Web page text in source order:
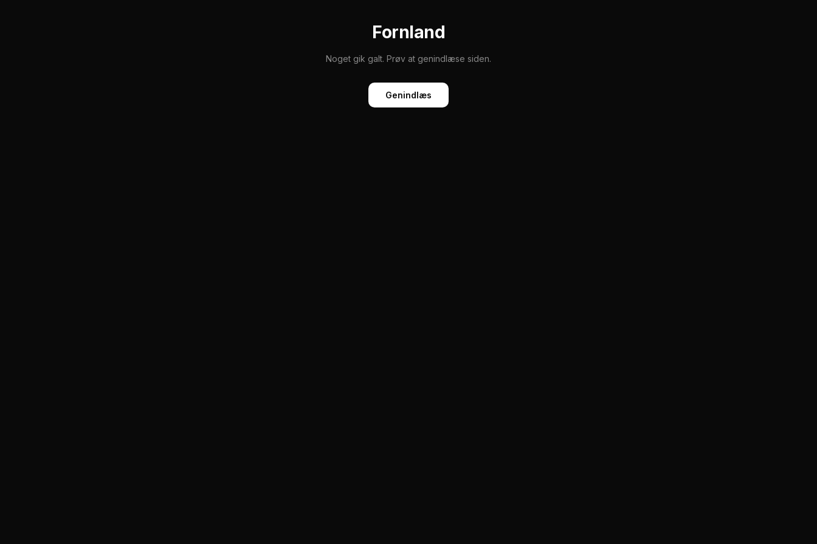
Fornland
Noget gik galt. Prøv at genindlæse siden.
Genindlæs